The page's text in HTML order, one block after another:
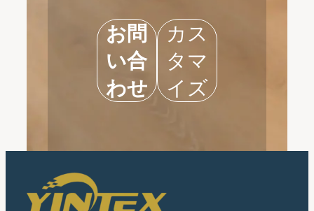
お問
い合
わせ
カス
タマ
イズ